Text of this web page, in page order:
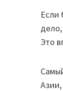
Если
Это